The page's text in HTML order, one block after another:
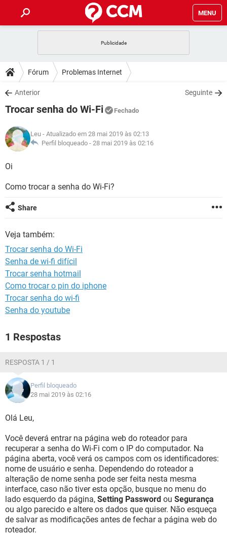
MENU
CELULAR FACEBOOK
OUTLOOK
INSTAGRAM GMAIL
GUIA DE COMPRAS
DICAS
JOGOS WHATSAPP
INSTAGRAM GMAIL
GUIA DE COMPRAS
DOWNLOADS
JOGOS WHATSAPP
CELULAR
OUTLOOK EXCEL
INSTAGRAM
JOGOS WHATSAPP
CELULAR
OUTLOOK
INSTAGRAM
GUIA DE COMPRAS
GLOSSÁRIO
JOGOS
INSTAGRAM
GUIA DE COMPRAS
Fórum Problemas Internet
Anterior Seguinte
Trocar senha do Wi-Fi Fechado
Leu - Atualizado em 28 mai 2019 às 02:13
Perfil bloqueado - 28 mai 2019 às 02:16
Oi
Como trocar a senha do Wi-Fi?
Share
Veja também:
Trocar senha do Wi-Fi
Senha de wi-fi difícil
Trocar senha hotmail
Como trocar o pin do iphone
Trocar senha do wi-fi
Senha do youtube
1 Respostas
RESPOSTA 1 / 1
Perfil bloqueado
28 mai 2019 às 02:16
Olá Leu,
Você deverá entrar na página web do roteador para
recuperar a senha do Wi-Fi com o IP do computador. Na
página aberta, você verá os campos com os identificadores:
nome de usuário e senha. Dependendo do roteador a
alteração de nome senha pode ser feita nesta mesma
interface, caso não tiver esta opção, busque no menu do
lado esquerdo da página, Setting Password ou Segurança
ou algo parecido e altere os dados que quiser. Não esqueça
de salvar as modificações antes de fechar a página web do
roteador.